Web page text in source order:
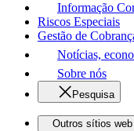
Informação
Riscos Especiais
Gestão de
Notícias,
Sobre nós
Pesquisa
Outros sítios web